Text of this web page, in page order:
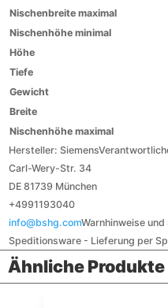
Nischenbreite maximal
Nischenhöhe minimal
Höhe
Tiefe
Gewicht
Breite
Nischenhöhe maximal
Hersteller: Siemens
Carl-Wery-Str. 34
DE 81739 München
+4991193040
info@bshg.comWarnhinweise
Speditionsware - Lieferung per
Ähnliche Produkte